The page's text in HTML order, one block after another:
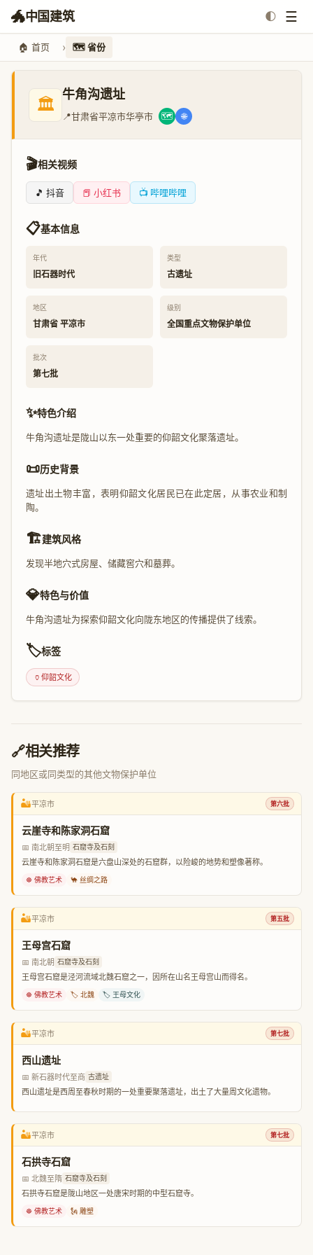
🐲中国建筑 🌓 ☰
🏠 首页 🗺️ 省份
🏛️ 牛角沟遗址
📍甘肃省平凉市华亭市 🗺️ 🌐
🎬相关视频
🎵 抖音 📕 小红书 📺 哔哩哔哩
📋基本信息
年代
旧石器时代
类型
古遗址
地区
甘肃省 平凉市
级别
全国重点文物保护单位
批次
第七批
✨特色介绍
牛角沟遗址是陇山以东一处重要的仰韶文化聚落遗址。
📜历史背景
遗址出土物丰富，表明仰韶文化居民已在此定居，从事农业和制
陶。
🏗️建筑风格
发现半地穴式房屋、储藏窖穴和墓葬。
💎特色与价值
牛角沟遗址为探索仰韶文化向陇东地区的传播提供了线索。
🏷️标签
🏺 仰韶文化
🔗相关推荐
同地区或同类型的其他文物保护单位
🏜️平凉市 第六批
云崖寺和陈家洞石窟
📅 南北朝至明 石窟寺及石刻
云崖寺和陈家洞石窟是六盘山深处的石窟群，以险峻的地势和塑像著称。
☸️ 佛教艺术 🐪 丝绸之路
🏜️平凉市 第五批
王母宫石窟
📅 南北朝 石窟寺及石刻
王母宫石窟是泾河流域北魏石窟之一，因所在山名王母宫山而得名。
☸️ 佛教艺术 🏷️ 北魏 🏷️ 王母文化
🏜️平凉市 第七批
西山遗址
📅 新石器时代至商 古遗址
西山遗址是西周至春秋时期的一处重要聚落遗址，出土了大量周文化遗物。
🏜️平凉市 第七批
石拱寺石窟
📅 北魏至隋 石窟寺及石刻
石拱寺石窟是陇山地区一处唐宋时期的中型石窟寺。
☸️ 佛教艺术 🗽 雕塑